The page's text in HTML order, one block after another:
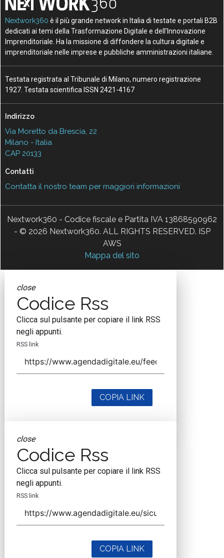
Nextwork360 è il più grande network in Italia di testate e portali B2B
dedicati ai temi della Trasformazione Digitale e dell’Innovazione
Imprenditoriale. Ha la missione di diffondere la cultura digitale e
imprenditoriale nelle imprese e pubbliche amministrazioni italiane.
Testata registrata al Tribunale di Milano, numero registrazione
1927. Testata scientifica ISSN 2421-4167
Indirizzo
Via Moretto da Brescia, 22
Milano - Italia
CAP 20133
Contatti
Contatta il nostro team per maggiori informazioni
Nextwork360 - Codice fiscale e Partita IVA 13868590962
- © 2026 Nextwork360. ALL RIGHTS RESERVED. ISP
AWS
Mappa del sito
close
Codice Rss
Clicca sul pulsante per copiare il link RSS
negli appunti.
RSS link
COPIA LINK
close
Codice Rss
Clicca sul pulsante per copiare il link RSS
negli appunti.
RSS link
COPIA LINK